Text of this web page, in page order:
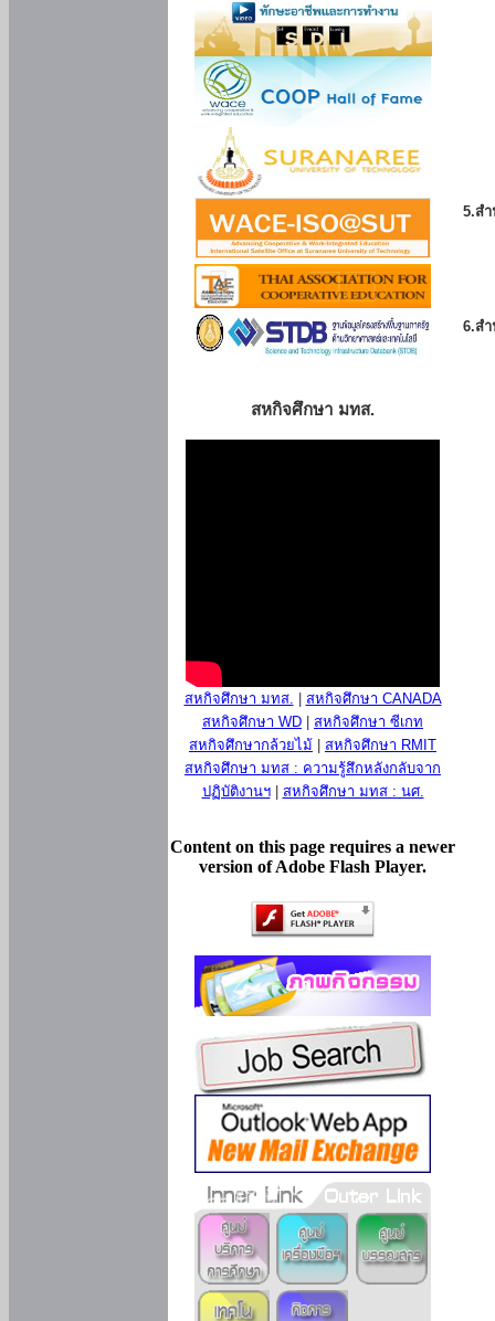
สหกิจศึกษา มทส.
สหกิจศึกษา มทส.
สหกิจศึกษา CANADA
สหกิจศึกษา WD
สหกิจศึกษา ซีเกท
สหกิจศึกษากล้วยไม้
สหกิจศึกษา RMIT
สหกิจศึกษา มทส : ความรู้สึกหลังกลับจาก
ปฏิบัติงานฯ| สหกิจศึกษา มทส : นศ.
Content on this page requires a newer
version of Adobe Flash Player.
5.ส
6.ส